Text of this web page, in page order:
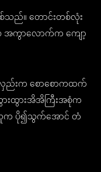
ြစ်သည်။ တောင်းတစ်လုံး
အကွာလောက်က ကျော့
ည်းက စောစောကထက်
းထွားအိအိကြီးအစုံက
လူက ပို၍သွက်အောင် တံ